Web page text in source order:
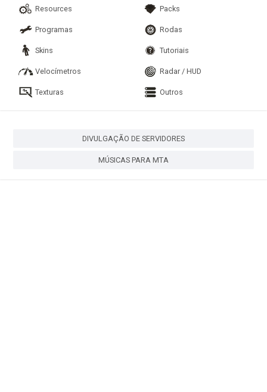
Resources Packs
Programas Rodas
Skins Tutoriais
Velocímetros Radar / HUD
Texturas Outros
DIVULGAÇÃO DE SERVIDORES
MÚSICAS PARA MTA